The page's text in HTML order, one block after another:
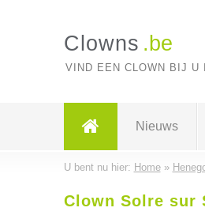
Clowns .be
VIND EEN CLOWN BIJ U
Nieuws
U bent nu hier: Home»
Clown Solre sur